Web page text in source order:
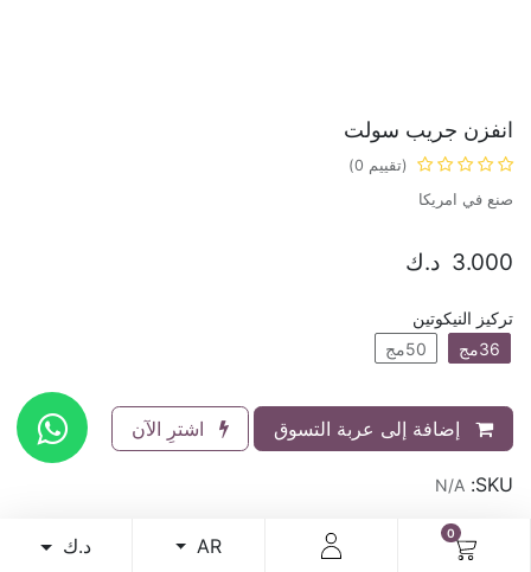
0
AR د.ك
انفزن جريب سولت
(تقييم 0)
صنع في امريكا
3.000 د.ك
تركيز النيكوتين
36مج
50مج
إضافة إلى عربة التسوق اشترِ الآن
SKU:
N/A
الاستلام من الافرع داخل الكويت